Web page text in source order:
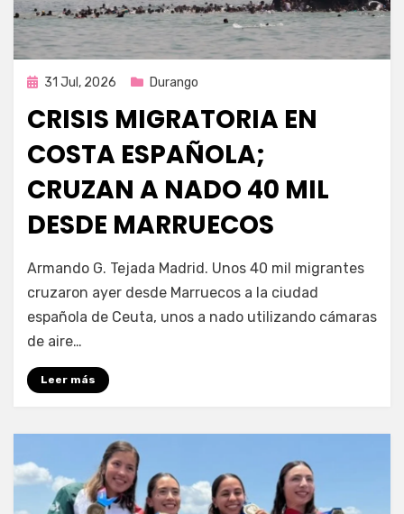
Publicada
31 Jul, 2026 Durango
CRISIS MIGRATORIA EN
COSTA ESPAÑOLA;
CRUZAN A NADO 40 MIL
DESDE MARRUECOS
Fernando Miranda Servín
Armando G. Tejada Madrid. Unos 40 mil migrantes
cruzaron ayer desde Marruecos a la ciudad
española de Ceuta, unos a nado utilizando cámaras
de aire…
Leer más